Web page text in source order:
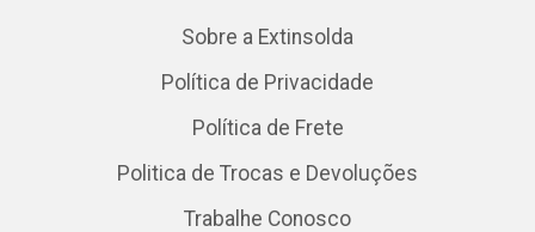
Sobre a Extinsolda
Política de Privacidade
Política de Frete
Politica de Trocas e Devoluções
Trabalhe Conosco